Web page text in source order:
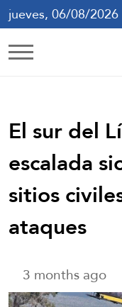
jueves, 06/08/2026
El sur del
escalada
sitios
ataques
3 months ago